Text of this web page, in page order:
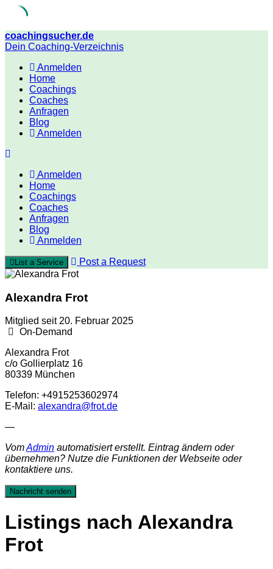
Skip
to
coachingsucher.de
Dein Coaching-Verzeichnis
Anmelden
Home
Coachings
Coaches
Anfragen
Blog
Anmelden
Anmelden
Home
Coachings
Coaches
Anfragen
Blog
Anmelden
List a Service Post a Request
Alexandra Frot
Mitglied seit 20. Februar 2025
On-Demand
Alexandra Frot
c/o Gollierplatz 16
80339 München
Telefon: +4915253602974
E-Mail: alexandra@frot.de
—
VomAdmin automatisiert erstellt. Eintrag ändern oder
übernehmen? Nutze die Funktionen der Webseite oder
kontaktiere uns.
Nachricht senden
Listings nach Alexandra
Frot